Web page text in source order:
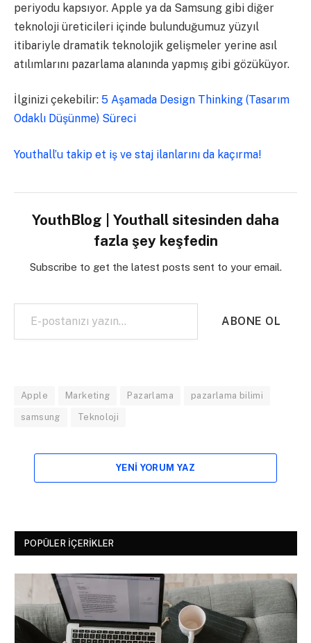
periyodu kapsıyor. Apple ya da Samsung gibi diğer
teknoloji üreticileri içinde bulunduğumuz yüzyıl
itibariyle dramatik teknolojik gelişmeler yerine asıl
atılımlarını pazarlama alanında yapmış gibi gözüküyor.
İlginizi çekebilir: 5 Aşamada Design Thinking (Tasarım
Odaklı Düşünme) Süreci
Youthall’u takip et iş ve staj ilanlarını da kaçırma!
YouthBlog | Youthall sitesinden daha
fazla şey keşfedin
Subscribe to get the latest posts sent to your email.
E-postanızı yazın…
ABONE OL
Apple Marketing Pazarlama pazarlama bilimi
samsung Teknoloji
YENI YORUM YAZ
POPÜLER İÇERIKLER